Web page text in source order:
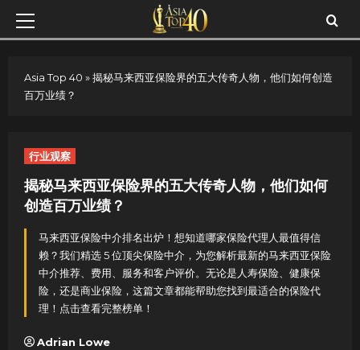
Skip
Primary
Asia Top 40 »揭秘马来西亚保险界的五大传奇人物，他们如何创造
百万业绩？
行业观察
揭秘马来西亚保险界的五大传奇人物，他们如何
创造百万业绩？
马来西亚保险中介排名出炉！想知道哪家保险代理人最值得信
赖？我们精选 5 位顶尖保险中介，为您解析最新的马来西亚保险
中介推荐、费用、服务和客户评价。无论是人寿保险、健康保
险，还是商业保险，这篇文章都能帮助您找到最适合的保险代
理！点击查看完整榜单！
Adrian Lowe